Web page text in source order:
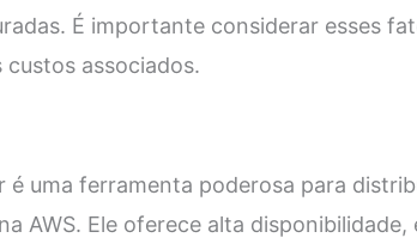
É importante considerar esses
associados.
é uma ferramenta poderosa para
AWS. Ele oferece alta disponibilidade,